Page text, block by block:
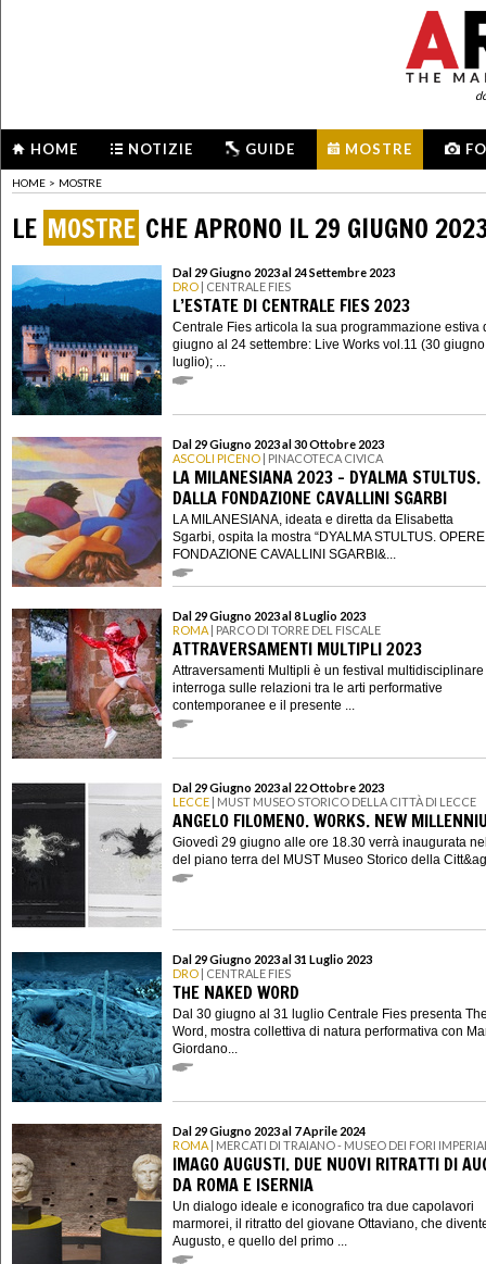
HOME NOTIZIE GUIDE MOSTRE
HOME > MOSTRE
LE MOSTRE CHE APRONO IL 29 GIUGNO
Dal 29 Giugno 2023 al 24 Settembre 2023
DRO | CENTRALE FIES
L’ESTATE DI CENTRALE FIES 2023
Centrale Fies articola la sua programmazione estiva
giugno al 24 settembre: Live Works vol.11 (30
luglio); ...
Dal 29 Giugno 2023 al 30 Ottobre 2023
ASCOLI PICENO | PINACOTECA CIVICA
LA MILANESIANA 2023 - DYALMA STULTUS.
DALLA FONDAZIONE CAVALLINI SGARBI
LA MILANESIANA, ideata e diretta da Elisabetta
Sgarbi, ospita la mostra “DYALMA STULTUS.
FONDAZIONE CAVALLINI SGARBI&...
Dal 29 Giugno 2023 al 8 Luglio 2023
ROMA | PARCO DI TORRE DEL FISCALE
ATTRAVERSAMENTI MULTIPLI 2023
Attraversamenti Multipli è un festival
interroga sulle relazioni tra le arti performative
contemporanee e il presente ...
Dal 29 Giugno 2023 al 22 Ottobre 2023
LECCE | MUST MUSEO STORICO DELLA CITTÀ DI LECCE
ANGELO FILOMENO. WORKS. NEW
Giovedì 29 giugno alle ore 18.30 verrà inaugurata
del piano terra del MUST Museo Storico della
Dal 29 Giugno 2023 al 31 Luglio 2023
DRO | CENTRALE FIES
THE NAKED WORD
Dal 30 giugno al 31 luglio Centrale Fies presenta
Word, mostra collettiva di natura performativa con
Giordano...
Dal 29 Giugno 2023 al 7 Aprile 2024
ROMA | MERCATI DI TRAIANO - MUSEO DEI FORI
IMAGO AUGUSTI. DUE NUOVI RITRATTI DI
DA ROMA E ISERNIA
Un dialogo ideale e iconografico tra due capolavori
marmorei, il ritratto del giovane Ottaviano, che
Augusto, e quello del primo ...